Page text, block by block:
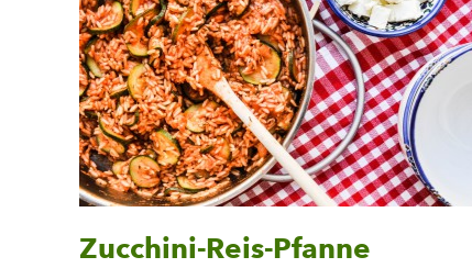
Zucchini-Reis-Pfanne